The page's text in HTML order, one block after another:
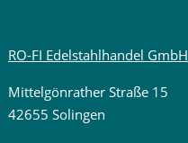
RO-FI Edelstahlhandel GmbH
Mittelgönrather Straße 15
42655 Solingen